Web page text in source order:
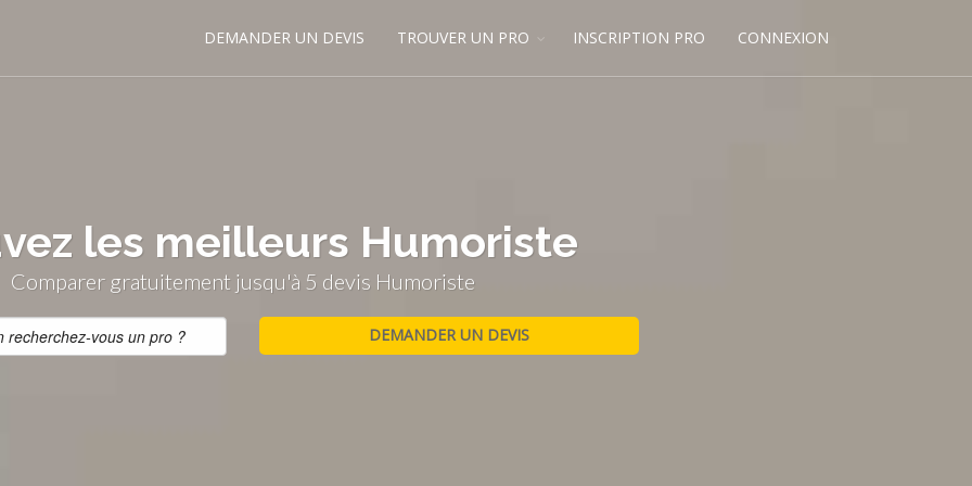
DEMANDER UN DEVIS TROUVER UN PRO INSCRIPTION PRO CONNEXION
les meilleurs Humoriste
Comparer gratuitement jusqu'à 5 devis Humoriste